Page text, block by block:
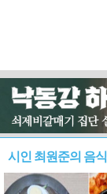
시인 최원준의 음